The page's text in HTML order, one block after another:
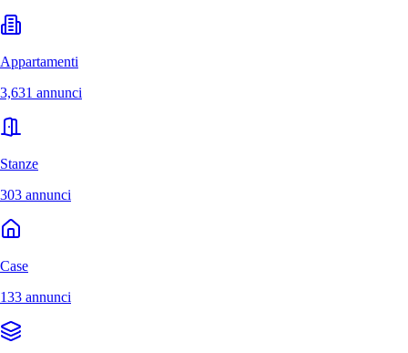
Appartamenti
3,631 annunci
Stanze
303 annunci
Case
133 annunci